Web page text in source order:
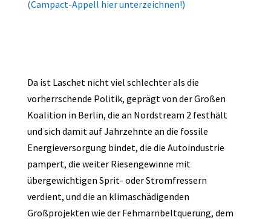
(Campact-Appell hier unterzeichnen!)
Da ist Laschet nicht viel schlechter als die
vorherrschende Politik, geprägt von der Großen
Koalition in Berlin, die an Nordstream 2 festhält
und sich damit auf Jahrzehnte an die fossile
Energieversorgung bindet, die die Autoindustrie
pampert, die weiter Riesengewinne mit
übergewichtigen Sprit- oder Stromfressern
verdient, und die an klimaschädigenden
Großprojekten wie der Fehmarnbeltquerung, dem